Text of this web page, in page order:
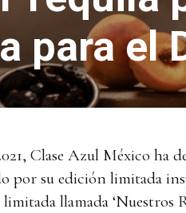
para el
Clase Azul México ha
por su edición limitada
llamada ‘Nuestros